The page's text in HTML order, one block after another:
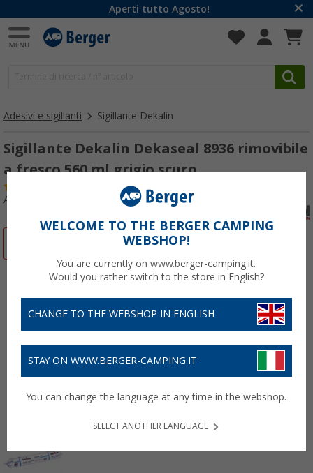
Aperti tutto Agosto!
Adesivi e sigillanti Sigillante Dekalin
Sigillante Dekalin Dekaseal 8936 rimovibile
a fresco 560 ml grigio scuro
Articolo n: 262120
WELCOME TO THE BERGER CAMPING
WEBSHOP!
You are currently on www.berger-camping.it.
Would you rather switch to the store in English?
CHANGE TO THE WEBSHOP IN ENGLISH
STAY ON WWW.BERGER-CAMPING.IT
You can change the language at any time in the webshop.
SELECT ANOTHER LANGUAGE